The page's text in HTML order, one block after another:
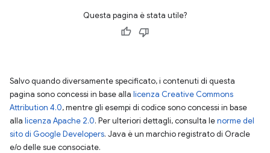
Questa pagina è stata utile?
Salvo quando diversamente specificato, i contenuti di questa
pagina sono concessi in base alla licenza Creative Commons
Attribution 4.0, mentre gli esempi di codice sono concessi in base
alla licenza Apache 2.0. Per ulteriori dettagli, consulta lenorme del
sito di Google Developers. Java è un marchio registrato di Oracle
e/o delle sue consociate.